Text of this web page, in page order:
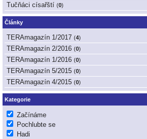
Tučňáci císařští (0)
Články
TERAmagazín 1/2017 (4)
TERAmagazín 2/2016 (0)
TERAmagazín 1/2016 (0)
TERAmagazín 5/2015 (0)
TERAmagazín 4/2015 (0)
Kategorie
Začínáme
Pochlubte se
Hadi